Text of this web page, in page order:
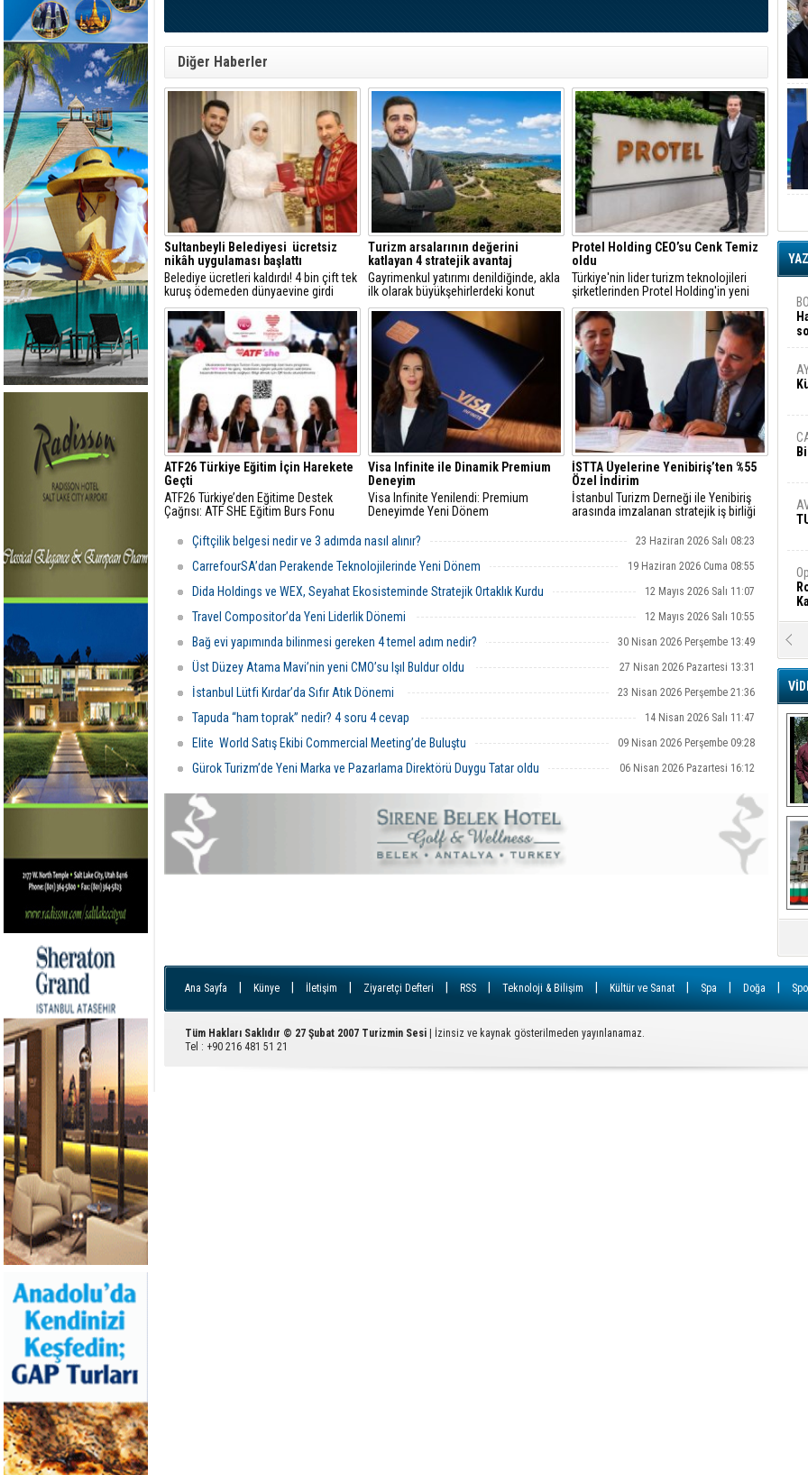
Diğer Haberler
Sultanbeyli Belediyesi ücretsiz
nikâh uygulaması başlattı
Belediye ücretleri kaldırdı! 4 bin çift tek
kuruş ödemeden dünyaevine girdi
Turizm arsalarının değerini
katlayan 4 stratejik avantaj
Gayrimenkul yatırımı denildiğinde, akla
ilk olarak büyükşehirlerdeki konut
projeleri gelse de, turizm
bölgelerindeki arsalar yatırımcıların
radarındaki yerine koruyor
Protel Holding CEO’su Cenk Temiz
oldu
Türkiye'nin lider turizm teknolojileri
şirketlerinden Protel Holding'in yeni
CEO’su 1 Temmuz itibarıyla Cenk
Temiz oldu
ATF26 Türkiye Eğitim İçin Harekete
Geçti
ATF26 Türkiye’den Eğitime Destek
Çağrısı: ATF SHE Eğitim Burs Fonu
Visa Infinite ile Dinamik Premium
Deneyim
Visa Infinite Yenilendi: Premium
Deneyimde Yeni Dönem
İSTTA Üyelerine Yenibiriş’ten %55
Özel İndirim
İstanbul Turizm Derneği ile Yenibiriş
arasında imzalanan stratejik iş birliği
kaynakları ve işe alım hizmetlerinden
Çiftçilik belgesi nedir ve 3 adımda nasıl alınır? 23 Haziran 2026 Salı 08:23
CarrefourSA’dan Perakende Teknolojilerinde Yeni Dönem 19 Haziran 2026 Cuma 08:55
Dida Holdings ve WEX, Seyahat Ekosisteminde Stratejik Ortaklık Kurdu 12 Mayıs 2026 Salı 11:07
Travel Compositor’da Yeni Liderlik Dönemi 12 Mayıs 2026 Salı 10:55
Bağ evi yapımında bilinmesi gereken 4 temel adım nedir? 30 Nisan 2026 Perşembe 13:49
Üst Düzey Atama Mavi’nin yeni CMO’su Işıl Buldur oldu 27 Nisan 2026 Pazartesi 13:31
İstanbul Lütfi Kırdar’da Sıfır Atık Dönemi 23 Nisan 2026 Perşembe 21:36
Tapuda “ham toprak” nedir? 4 soru 4 cevap 14 Nisan 2026 Salı 11:47
Elite World Satış Ekibi Commercial Meeting’de Buluştu 09 Nisan 2026 Perşembe 09:28
Gürok Turizm’de Yeni Marka ve Pazarlama Direktörü Duygu Tatar oldu 06 Nisan 2026 Pazartesi 16:12
Ana Sayfa Künye İletişim Ziyaretçi Defteri RSS Teknoloji & Bilişim Kültür ve Sanat Spa Doğa
Tüm Hakları Saklıdır © 27 Şubat 2007 Turizmin Sesi | İzinsiz ve kaynak gösterilmeden yayınlanamaz.
Tel : +90 216 481 51 21